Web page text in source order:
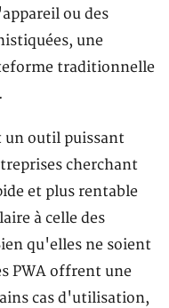
ou des
une
traditionnelle
un outil puissant
cherchant
et plus rentable
à celle des
qu'elles ne soient
PWA offrent une
cas d'utilisation,